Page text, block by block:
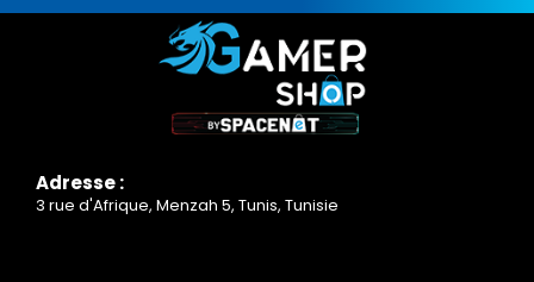
Adresse :
3 rue d'Afrique, Menzah 5, Tunis, Tunisie